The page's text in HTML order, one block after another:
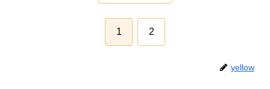
1 2
yellow